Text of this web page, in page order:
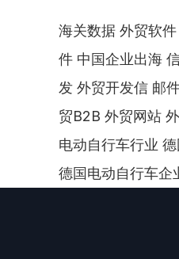
海关数据 外贸软
件 中国企业出海
发 外贸开发信 邮
贸B2B 外贸网站
电动自行车行业
德国电动自行车企